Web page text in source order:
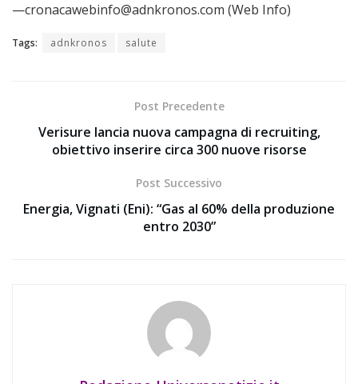
—cronacawebinfo@adnkronos.com (Web Info)
Tags: adnkronos salute
Post Precedente
Verisure lancia nuova campagna di recruiting,
obiettivo inserire circa 300 nuove risorse
Post Successivo
Energia, Vignati (Eni): “Gas al 60% della produzione
entro 2030”